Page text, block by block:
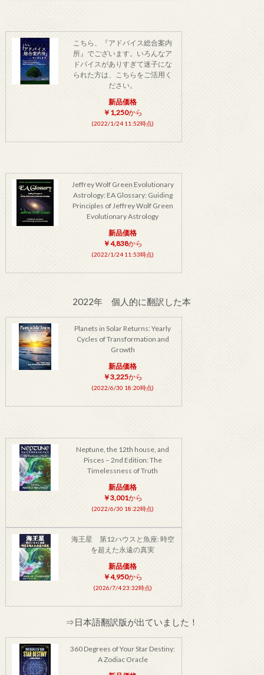
こちら、『アドバイス総合案内
所』でございます。いろんなア
ドバイスがありすぎて迷子にな
られた方は、こちらをご活用く
ださい。
新品価格
￥1,250から
(2022/1/24 11:52時点)
Jeffrey Wolf Green Evolutionary
Astrology: EA Glossary: Guiding
Principles of Jeffrey Wolf Green
Evolutionary Astrology
新品価格
￥4,838から
(2022/1/24 11:53時点)
2022年 個人的に翻訳した本
Planets in Solar Returns: Yearly
Cycles of Transformation and
Growth
新品価格
￥3,225から
(2022/6/30 18:20時点)
Neptune, the 12th house, and
Pisces – 2nd Edition: The
Timelessness of Truth
新品価格
￥3,001から
(2022/6/30 18:22時点)
海王星 第12ハウスと魚座: 時空
を超えた永遠の真実
新品価格
￥4,950から
(2026/7/4 23:32時点)
⇒日本語翻訳版が出ていました！
360 Degrees of Your Star Destiny:
A Zodiac Oracle